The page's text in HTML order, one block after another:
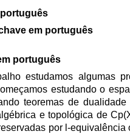
em português
português
estudamos algumas
estudando o
teoremas de
e topológica de
por l-